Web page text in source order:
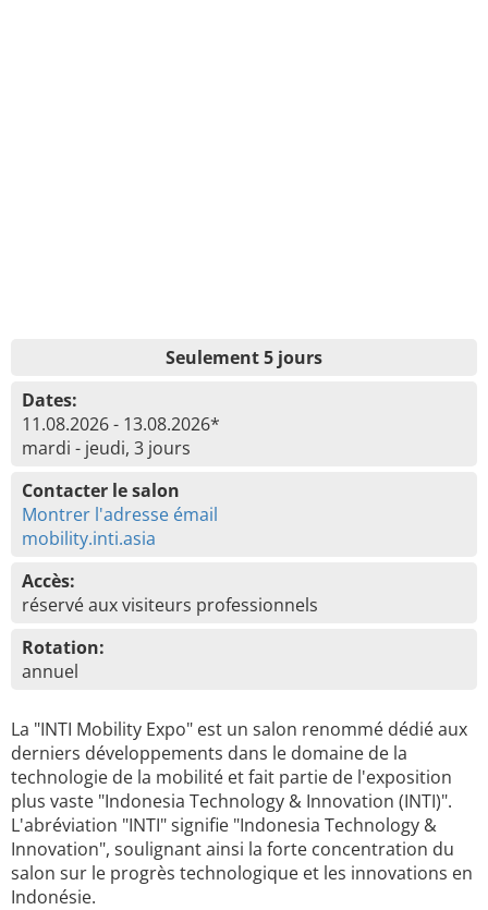
Seulement 5 jours
Dates:
11.08.2026 - 13.08.2026*
mardi - jeudi, 3 jours
Contacter le salon
Montrer l'adresse émail
mobility.inti.asia
Accès:
réservé aux visiteurs professionnels
Rotation:
annuel
La "INTI Mobility Expo" est un salon renommé dédié aux
derniers développements dans le domaine de la
technologie de la mobilité et fait partie de l'exposition
plus vaste "Indonesia Technology & Innovation (INTI)".
L'abréviation "INTI" signifie "Indonesia Technology &
Innovation", soulignant ainsi la forte concentration du
salon sur le progrès technologique et les innovations en
Indonésie.